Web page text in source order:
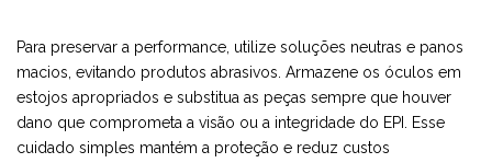
Para preservar a performance, utilize soluções neutras e panos
macios, evitando produtos abrasivos. Armazene os óculos em
estojos apropriados e substitua as peças sempre que houver
dano que comprometa a visão ou a integridade do EPI. Esse
cuidado simples mantém a proteção e reduz custos